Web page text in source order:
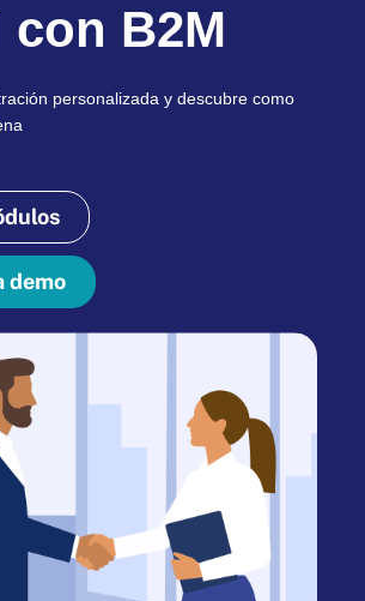
B2M
personalizada y descubre como
demo